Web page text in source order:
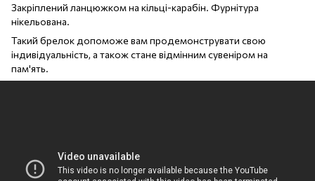
Закріплений ланцюжком на кільці-карабін. Фурнітура
нікельована.
Такий брелок допоможе вам продемонструвати свою
індивідуальність, а також стане відмінним сувеніром на
пам'ять.